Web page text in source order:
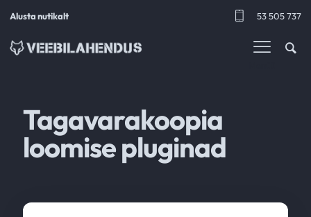
Alusta nutikalt 53 505 737
Tagavarakoopia
loomise pluginad